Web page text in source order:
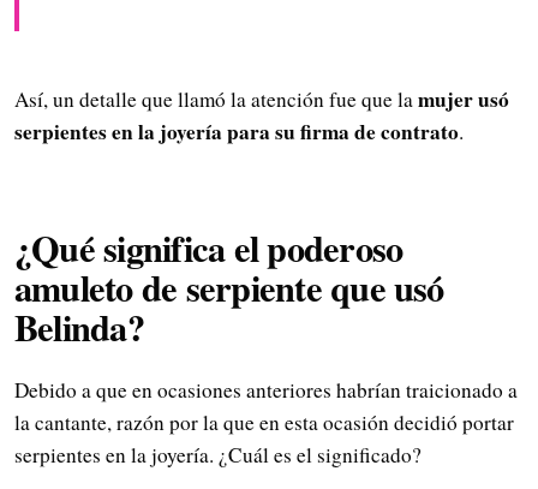
Así, un detalle que llamó la atención fue que lamujer usó
serpientes en la joyería para su firma de contrato.
¿Qué significa el poderoso
amuleto de serpiente que usó
Belinda?
Debido a que en ocasiones anteriores habrían traicionado a
la cantante, razón por la que en esta ocasión decidió portar
serpientes en la joyería. ¿Cuál es el significado?